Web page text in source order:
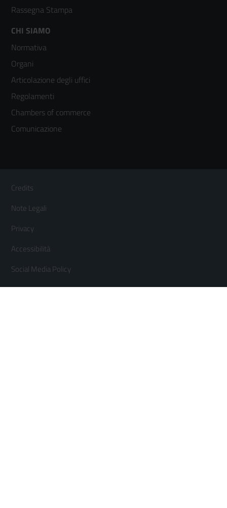
Rassegna Stampa
Footer
menù
colonna
3
CHI SIAMO
Normativa
Organi
Articolazione degli uffici
Regolamenti
Chambers of commerce
Comunicazione
Footer
Menù
orizzontale
Credits
Note Legali
Privacy
Accessibilità
Social Media Policy